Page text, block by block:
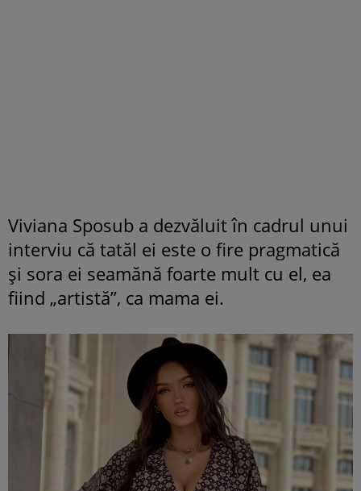
Viviana Sposub a dezvăluit în cadrul unui
interviu că tatăl ei este o fire pragmatică
și sora ei seamănă foarte mult cu el, ea
fiind „artistă”, ca mama ei.